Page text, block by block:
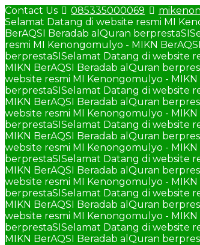
Contact Us 085335000069
Selamat Datang di website resmi MI
BerAQSI Beradab alQuran berprestaSI
resmi MI Kenongomulyo - MIKN
berprestaSISelamat Datang di website
MIKN BerAQSI Beradab alQuran
website resmi MI Kenongomulyo -
berprestaSISelamat Datang di website
MIKN BerAQSI Beradab alQuran
website resmi MI Kenongomulyo -
berprestaSISelamat Datang di website
MIKN BerAQSI Beradab alQuran
website resmi MI Kenongomulyo -
berprestaSISelamat Datang di website
MIKN BerAQSI Beradab alQuran
website resmi MI Kenongomulyo -
berprestaSISelamat Datang di website
MIKN BerAQSI Beradab alQuran
website resmi MI Kenongomulyo -
berprestaSISelamat Datang di website
MIKN BerAQSI Beradab alQuran